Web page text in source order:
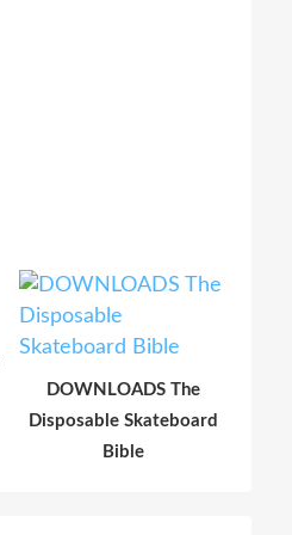
DOWNLOADS The
Disposable Skateboard
Bible